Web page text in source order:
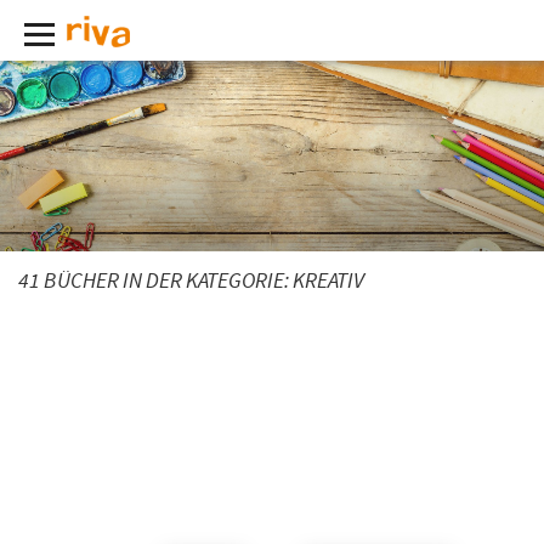
41 BÜCHER IN DER KATEGORIE:KREATIV